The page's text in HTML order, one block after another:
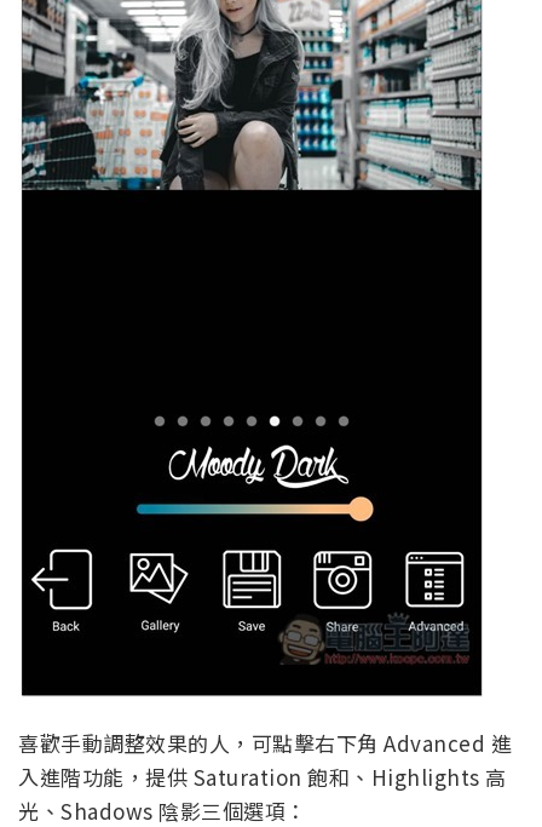
喜歡手動調整效果的人，可點擊右下角 Advanced 進
入進階功能，提供 Saturation 飽和、Highlights 高
光、Shadows 陰影三個選項：